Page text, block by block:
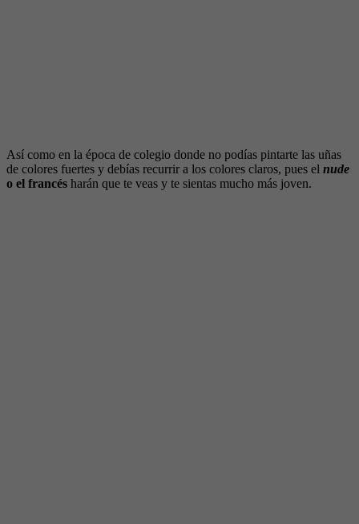
Así como en la época de colegio donde no podías pintarte las uñas
de colores fuertes y debías recurrir a los colores claros, pues el nude
o el francés harán que te veas y te sientas mucho más joven.